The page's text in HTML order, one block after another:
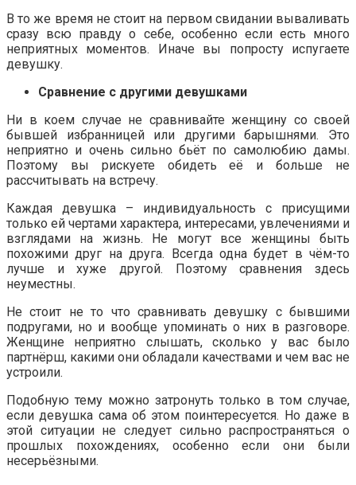
В то же время не стоит на первом свидании вываливать
сразу всю правду о себе, особенно если есть много
неприятных моментов. Иначе вы попросту испугаете
девушку.
Сравнение с другими девушками
Ни в коем случае не сравнивайте женщину со своей
бывшей избранницей или другими барышнями. Это
неприятно и очень сильно бьёт по самолюбию дамы.
Поэтому вы рискуете обидеть её и больше не
рассчитывать на встречу.
Каждая девушка – индивидуальность с присущими
только ей чертами характера, интересами, увлечениями и
взглядами на жизнь. Не могут все женщины быть
похожими друг на друга. Всегда одна будет в чём-то
лучше и хуже другой. Поэтому сравнения здесь
неуместны.
Не стоит не то что сравнивать девушку с бывшими
подругами, но и вообще упоминать о них в разговоре.
Женщине неприятно слышать, сколько у вас было
партнёрш, какими они обладали качествами и чем вас не
устроили.
Подобную тему можно затронуть только в том случае,
если девушка сама об этом поинтересуется. Но даже в
этой ситуации не следует сильно распространяться о
прошлых похождениях, особенно если они были
несерьёзными.